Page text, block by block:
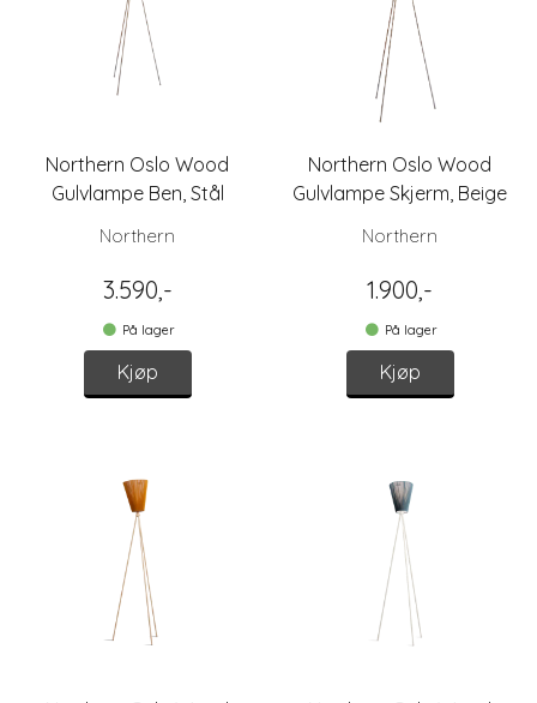
Northern Oslo Wood
Gulvlampe Ben, Stål
Northern
3.590,-
På lager
Kjøp
Northern Oslo Wood
Gulvlampe Skjerm, Beige
Northern
1.900,-
På lager
Kjøp